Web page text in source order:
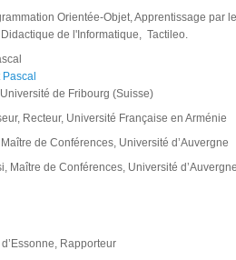
Orientée-Objet, Apprentissage par
de l'Informatique, Tactileo.
de Fribourg (Suisse)
Recteur, Université Française en Arménie
de Conférences, Université d’Auvergne
Maître de Conférences, Université d’Auvergne
Rapporteur